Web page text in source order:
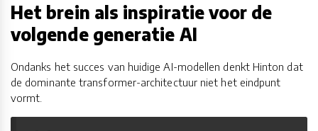
Het brein als inspiratie voor de
volgende generatie AI
Ondanks het succes van huidige AI-modellen denkt Hinton dat
de dominante transformer-architectuur niet het eindpunt
vormt.